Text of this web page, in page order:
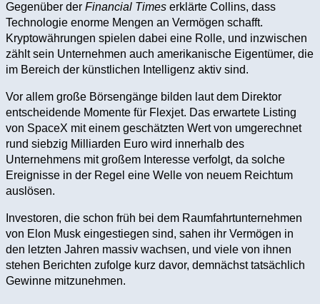
Gegenüber der Financial Times erklärte Collins, dass
Technologie enorme Mengen an Vermögen schafft.
Kryptowährungen spielen dabei eine Rolle, und inzwischen
zählt sein Unternehmen auch amerikanische Eigentümer, die
im Bereich der künstlichen Intelligenz aktiv sind.
Vor allem große Börsengänge bilden laut dem Direktor
entscheidende Momente für Flexjet. Das erwartete Listing
von SpaceX mit einem geschätzten Wert von umgerechnet
rund siebzig Milliarden Euro wird innerhalb des
Unternehmens mit großem Interesse verfolgt, da solche
Ereignisse in der Regel eine Welle von neuem Reichtum
auslösen.
Investoren, die schon früh bei dem Raumfahrtunternehmen
von Elon Musk eingestiegen sind, sahen ihr Vermögen in
den letzten Jahren massiv wachsen, und viele von ihnen
stehen Berichten zufolge kurz davor, demnächst tatsächlich
Gewinne mitzunehmen.